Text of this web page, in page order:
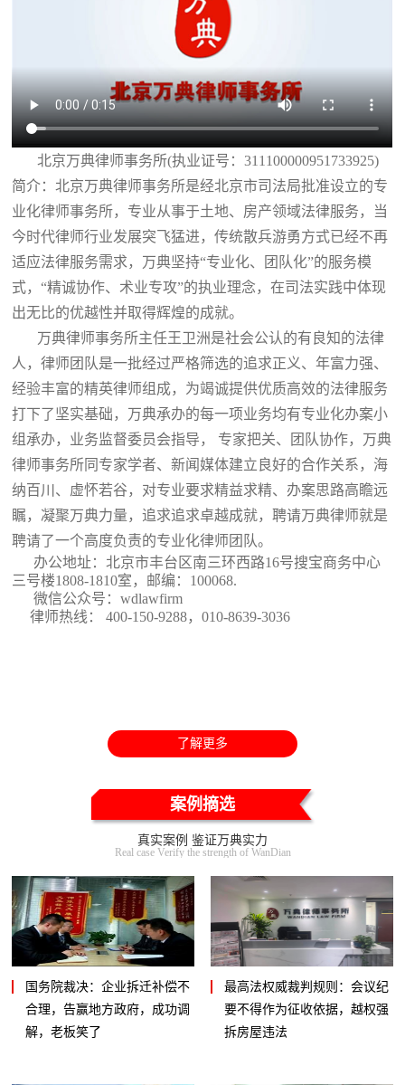
北京万典律师事务所(执业证号：311100000951733925)
简介：北京万典律师事务所是经北京市司法局批准设立的专
业化律师事务所，专业从事于土地、房产领域法律服务，当
今时代律师行业发展突飞猛进，传统散兵游勇方式已经不再
适应法律服务需求，万典坚持“专业化、团队化”的服务模
式，“精诚协作、术业专攻”的执业理念，在司法实践中体现
出无比的优越性并取得辉煌的成就。
万典律师事务所主任王卫洲是社会公认的有良知的法律
人，律师团队是一批经过严格筛选的追求正义、年富力强、
经验丰富的精英律师组成，为竭诚提供优质高效的法律服务
打下了坚实基础，万典承办的每一项业务均有专业化办案小
组承办，业务监督委员会指导， 专家把关、团队协作，万典
律师事务所同专家学者、新闻媒体建立良好的合作关系，海
纳百川、虚怀若谷，对专业要求精益求精、办案思路高瞻远
瞩，凝聚万典力量，追求追求卓越成就，聘请万典律师就是
聘请了一个高度负责的专业化律师团队。
办公地址：北京市丰台区南三环西路16号搜宝商务中心
三号楼1808-1810室 ，邮编：100068.
微信公众号：wdlawfirm
律师热线： 400-150-9288，010-8639-3036
了解更多
案例摘选
真实案例 鉴证万典实力
Real case Verify the strength of WanDian
国务院裁决：企业拆迁补偿不
合理，告赢地方政府，成功调
解，老板笑了
最高法权威裁判规则：会议纪
要不得作为征收依据，越权强
拆房屋违法